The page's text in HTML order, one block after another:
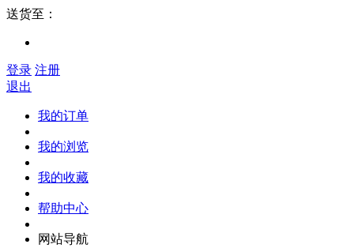
送货至：
登录 注册
退出
我的订单
我的浏览
我的收藏
帮助中心
网站导航